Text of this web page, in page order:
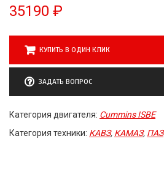
35190 ₽
КУПИТЬ В ОДИН КЛИК
ЗАДАТЬ ВОПРОС
Категория двигателя: Cummins ISBE
Категория техники: КАВЗ, КАМАЗ, ПАЗ